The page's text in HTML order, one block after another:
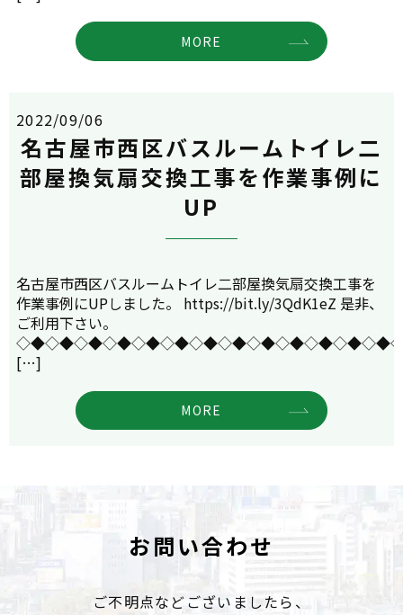
MORE
2022/09/06
名古屋市西区バスルームトイレ二
部屋換気扇交換工事を作業事例に
UP
名古屋市西区バスルームトイレ二部屋換気扇交換工事を
作業事例にUPしました。 https://bit.ly/3QdK1eZ 是非、
ご利用下さい。
[…]
MORE
お問い合わせ
ご不明点などございましたら、